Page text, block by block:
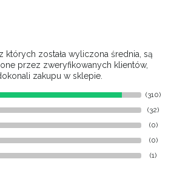
których została wyliczona średnia, są
przez zweryfikowanych klientów,
zakupu w sklepie.
(310)
(32)
(0)
(0)
(1)